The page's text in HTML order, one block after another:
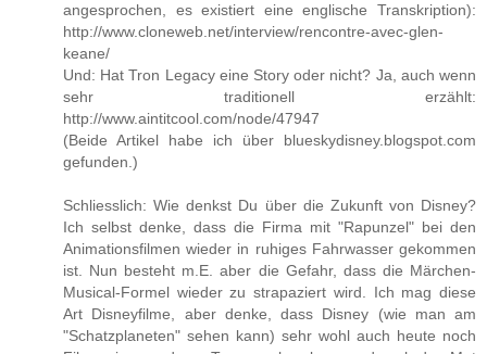
angesprochen, es existiert eine englische Transkription):
http://www.cloneweb.net/interview/rencontre-avec-glen-
keane/
Und: Hat Tron Legacy eine Story oder nicht? Ja, auch wenn
sehr traditionell erzählt:
http://www.aintitcool.com/node/47947
(Beide Artikel habe ich über blueskydisney.blogspot.com
gefunden.)
Schliesslich: Wie denkst Du über die Zukunft von Disney?
Ich selbst denke, dass die Firma mit "Rapunzel" bei den
Animationsfilmen wieder in ruhiges Fahrwasser gekommen
ist. Nun besteht m.E. aber die Gefahr, dass die Märchen-
Musical-Formel wieder zu strapaziert wird. Ich mag diese
Art Disneyfilme, aber denke, dass Disney (wie man am
"Schatzplaneten" sehen kann) sehr wohl auch heute noch